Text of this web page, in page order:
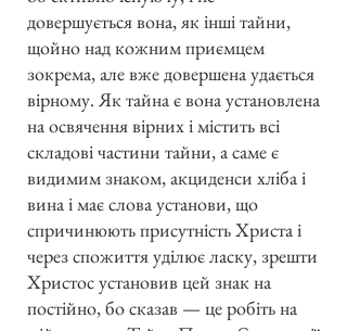
довершується вона, як інші тайни,
щойно над кожним приємцем
зокрема, але вже довершена удається
вірному. Як тайна є вона установлена
на освячення вірних і містить всі
складові частини тайни, а саме є
видимим знаком, акциденси хліба і
вина і має слова установи, що
спричинюють присутність Христа і
через спожиття уділює ласку, зрешти
Христос установив цей знак на
постійно, бо сказав — це робіть на